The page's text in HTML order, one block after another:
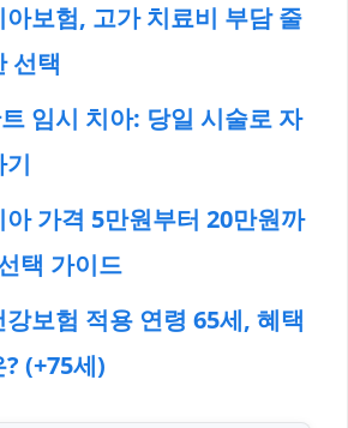
보험, 고가 치료비 부담 줄
선택
임시 치아: 당일 시술로 자
가격 5만원부터 20만원까
택 가이드
보험 적용 연령 65세, 혜택
(+75세)